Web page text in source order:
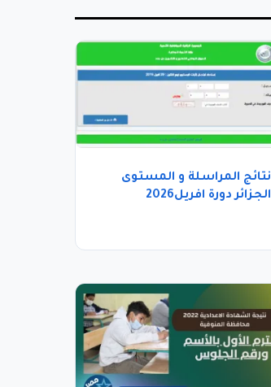
نتائج المراسلة و المستوى
الجزائر دورة افريل2026